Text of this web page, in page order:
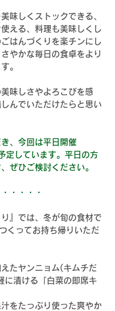
味しくストックできる、
える、料理も美味しくし
はんづくりを楽チンにし
やかな毎日の食卓をより
。
味しさやよろこびを感
んでいただけたらと思い
、今回は平日開催
定しています。平日の方
ぜひご検討ください。
・・・・
り』では、冬が旬の食材で
くってお持ち帰りいただ
たヤンニョム(キムチだ
に漬ける「白菜の即席キ
をたっぷり使った爽やか